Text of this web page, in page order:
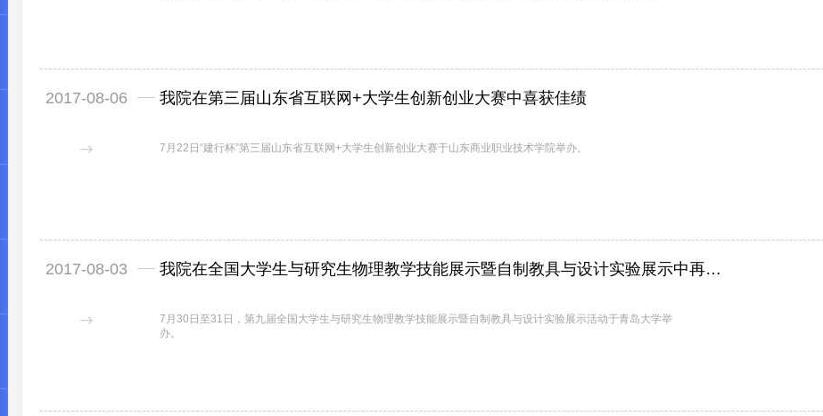
2017-08-06 我院在第三届山东省互联网+大学生创新创业大赛中喜获佳绩
7月22日“建行杯”第三届山东省互联网+大学生创新创业大赛于山东商业职业技术学院举办。
2017-08-03 我院在全国大学生与研究生物理教学技能展示暨自制教具与设计实验展示中再获佳绩
7月30日至31日，第九届全国大学生与研究生物理教学技能展示暨自制教具与设计实验展示活动于青岛大学举
办。